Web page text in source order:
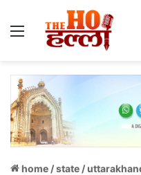
Menu
home /state /